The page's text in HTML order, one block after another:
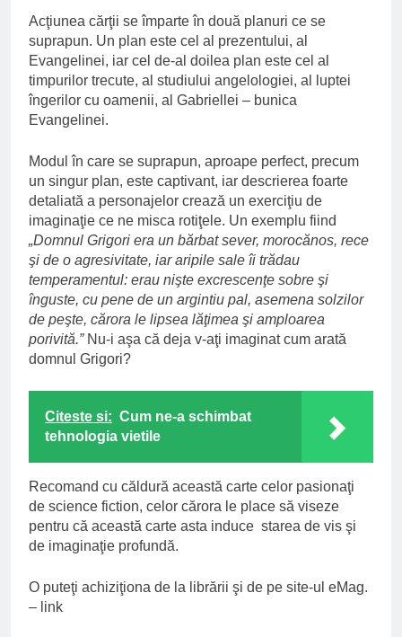
Acţiunea cărţii se împarte în două planuri ce se
suprapun. Un plan este cel al prezentului, al
Evangelinei, iar cel de-al doilea plan este cel al
timpurilor trecute, al studiului angelologiei, al luptei
îngerilor cu oamenii, al Gabriellei – bunica
Evangelinei.
Modul în care se suprapun, aproape perfect, precum
un singur plan, este captivant, iar descrierea foarte
detaliată a personajelor crează un exerciţiu de
imaginaţie ce ne misca rotiţele. Un exemplu fiind
„Domnul Grigori era un bărbat sever, morocănos, rece
şi de o agresivitate, iar aripile sale îi trădau
temperamentul: erau nişte excrescenţe sobre şi
înguste, cu pene de un argintiu pal, asemena solzilor
de peşte, cărora le lipsea lăţimea şi amploarea
porivită.”Nu-i aşa că deja v-aţi imaginat cum arată
domnul Grigori?
Citeste si: Cum ne-a schimbat
tehnologia vietile
Recomand cu căldură această carte celor pasionaţi
de science fiction, celor cărora le place să viseze
pentru că această carte asta induce starea de vis şi
de imaginaţie profundă.
O puteţi achiziţiona de la librării şi de pe site-ul eMag.
– link